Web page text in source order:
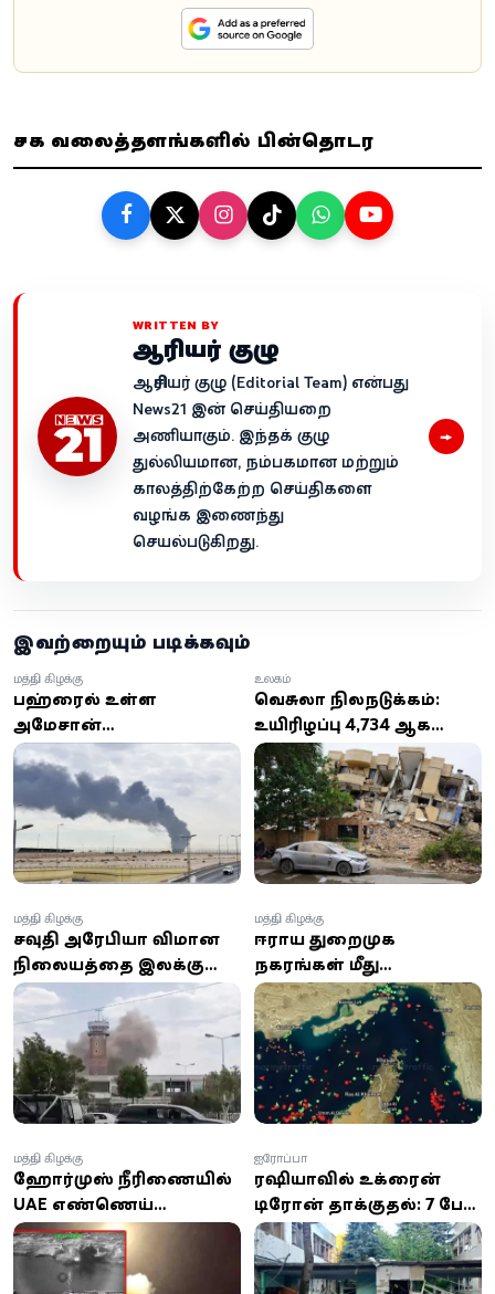
சமூக வலைத்தளங்களில் பின்தொடர
WRITTEN BY
ஆசிரியர் குழு
ஆசிரியர் குழு (Editorial Team) என்பது
News21 இன் செய்தியறை
அணியாகும். இந்தக் குழு
துல்லியமான, நம்பகமான மற்றும்
காலத்திற்கேற்ற செய்திகளை
வழங்க இணைந்து
செயல்படுகிறது.
→
இவற்றையும் படிக்கவும்
பஹ்ரைனில் உள்ள
அமேசான்
தரவுத்தளத்தின் மீது
ஏவுகணைத் தாக்குதல்:
ஈரானின் இஸ்லாமிய
புரட்சிகர காவல்படை
உரிமை கோரல்
மத்திய கிழக்கு
வெனிசுலா நிலநடுக்கம்:
உயிரிழப்பு 4,734 ஆக
உயர்வு;
ஆயிரக்கணக்கானோர்
இன்னும் பாதிப்பு
உலகம்
சவுதி அரேபியா விமான
நிலையத்தை இலக்கு
வைத்து ஏவுகணை
மற்றும் ட்ரோன்
தாக்குதல்கள்!
மத்திய கிழக்கு
ஈரானிய துறைமுக
நகரங்கள் மீது
அமெரிக்கா குண்டுவீச்சு;
ஹார்முஸ் நீரிணையை
மீண்டும் மூடியது ஈரான்!
மத்திய கிழக்கு
ஹோர்முஸ் நீரிணையில்
UAE எண்ணெய்
கப்பல்கள் மீது ஈரான்
ஏவுகணைத் தாக்குதல்:
இந்தியர் உயிரிழப்பு; 8 பேர்
மத்திய கிழக்கு
ரஷியாவில் உக்ரைன்
டிரோன் தாக்குதல்: 7 பேர்
உயிரிழப்பு, 50-க்கும்
மேற்பட்டோர் காயம்
ஐரோப்பா